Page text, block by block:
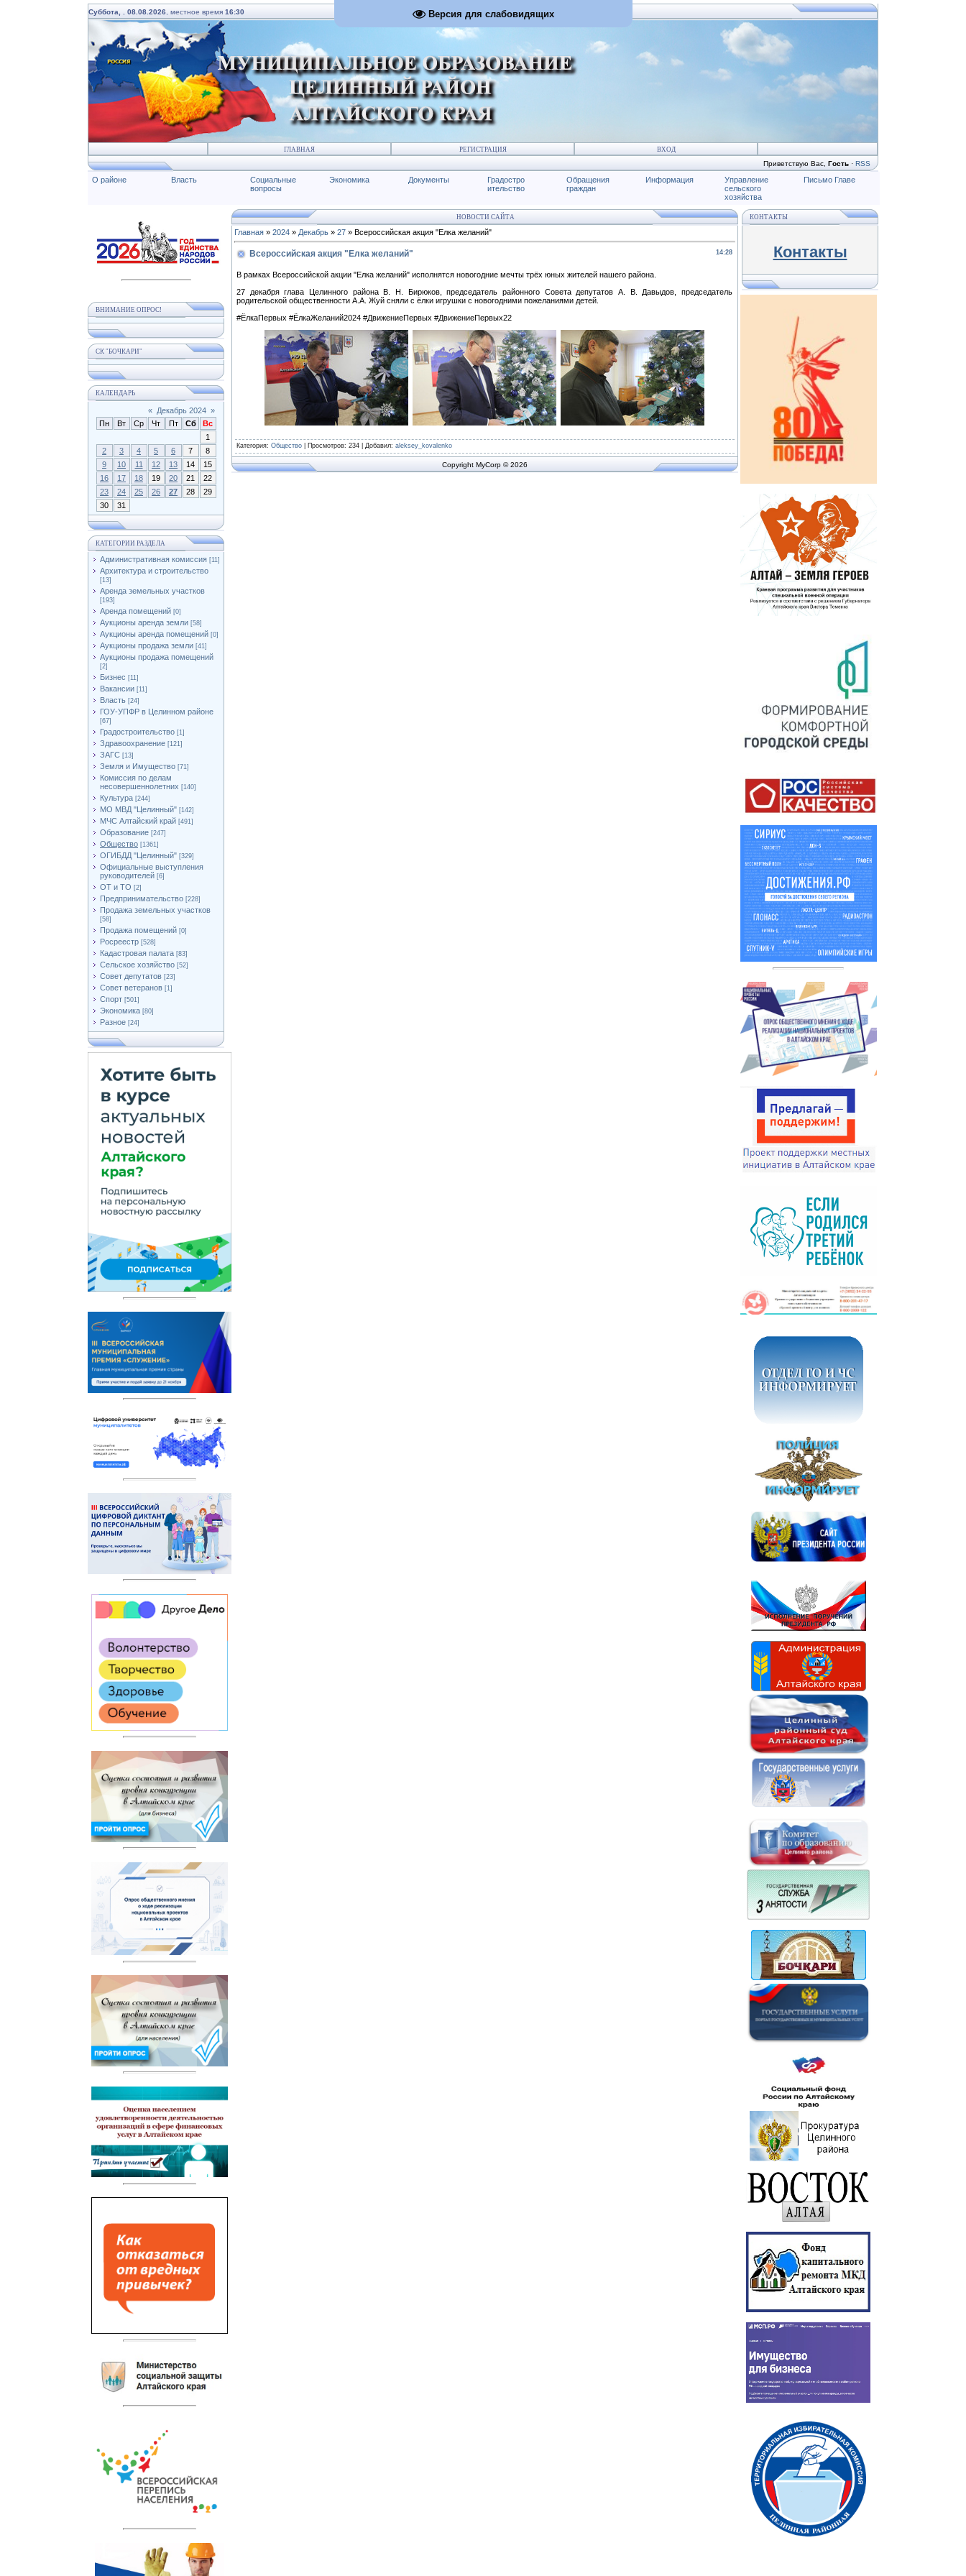
Версия для слабовидящих
Суббота, 08.08.2026 , местное время 16:30
ГЛАВНАЯ РЕГИСТРАЦИЯ ВХОД
Приветствую Вас Гость · RSS
О районе Власть
Социальные
вопросы
Экономика Документы
Градостро
ительство
Обращения
граждан
Информация
Управление
сельского
хозяйства
Письмо Главе
ВНИМАНИЕ ОПРОС!
СК "БОЧКАРИ"
КАЛЕНДАРЬ
« Декабрь 2024 »
Пн
Вт Ср Чт Пт Сб
Вс
1
2
3 4 5 6 7
8
9
10 11 12 13 14
15
16
17 18 19 20 21
22
23
24 25 26 27 28
29
30
31
КАТЕГОРИИ РАЗДЕЛА
Административная комиссия [11]
Архитектура и строительство
[13]
Аренда земельных участков
[193]
Аренда помещений [0]
Аукционы аренда земли [58]
Аукционы аренда помещений [0]
Аукционы продажа земли [41]
Аукционы продажа помещений
[2]
Бизнес [11]
Вакансии [11]
Власть [24]
ГОУ-УПФР в Целинном районе
[67]
Градостроительство [1]
Здравоохранение [121]
ЗАГС [13]
Земля и Имущество [71]
Комиссия по делам
несовершеннолетних [140]
Культура [244]
МО МВД "Целинный" [142]
МЧС Алтайский край [491]
Образование [247]
Общество [1361]
ОГИБДД "Целинный" [329]
Официальные выступления
руководителей [6]
ОТ и ТО [2]
Предпринимательство [228]
Продажа земельных участков
[58]
Продажа помещений [0]
Росреестр [528]
Кадастровая палата [83]
Сельское хозяйство [52]
Совет депутатов [23]
Совет ветеранов [1]
Спорт [501]
Экономика [80]
Разное [24]
НОВОСТИ САЙТА
Главная » 2024 » Декабрь » 27 » Всероссийская акция "Елка желаний"
14:28
Всероссийская акция "Елка желаний"
В рамках Всероссийской акции "Елка желаний" исполнятся новогодние мечты трёх юных жителей нашего района.
27 декабря глава Целинного района В. Н. Бирюков, председатель районного Совета депутатов А. В. Давыдов, председатель
родительской общественности А.А. Жуй сняли с ёлки игрушки с новогодними пожеланиями детей.
#ЁлкаПервых #ЁлкаЖеланий2024 #ДвижениеПервых #ДвижениеПервых22
Категория: Общество Просмотров: 234 | Добавил: aleksey_kovalenko
Copyright MyCorp © 2026
КОНТАКТЫ
Контакты